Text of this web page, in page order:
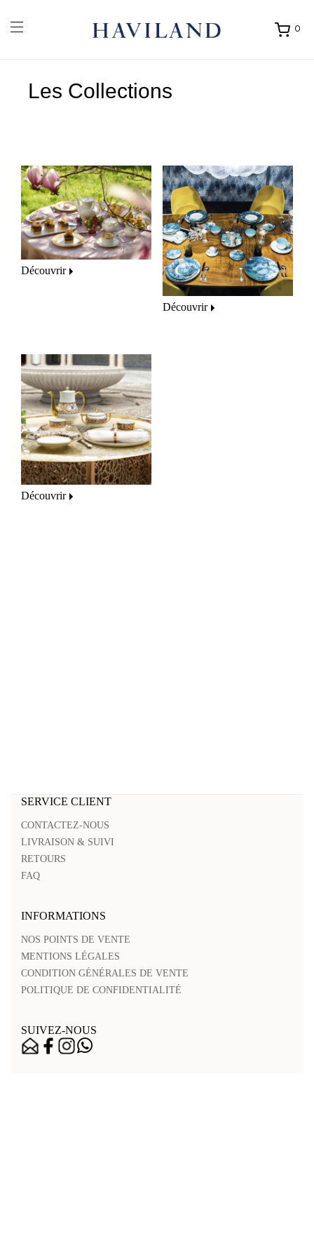
0
Ouvrir
Les Collections
Découvrir
Découvrir
Découvrir
SERVICE CLIENT
CONTACTEZ-NOUS
LIVRAISON & SUIVI
RETOURS
FAQ
INFORMATIONS
NOS POINTS DE VENTE
MENTIONS LÉGALES
CONDITION GÉNÉRALES DE VENTE
POLITIQUE DE CONFIDENTIALITÉ
SUIVEZ-NOUS